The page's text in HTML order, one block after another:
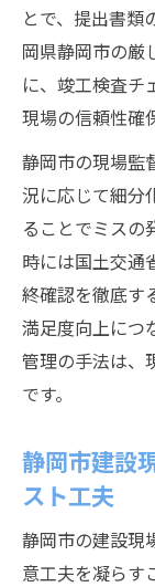
とで、提出書類
岡県静岡市の厳
に、竣工検査チ
現場の信頼性確
静岡市の現場監
況に応じて細分
ることでミスの
時には国土交通
終確認を徹底す
満足度向上につ
管理の手法は、
です。
静岡市建設
スト工夫
静岡市の建設現
意工夫を凝らす